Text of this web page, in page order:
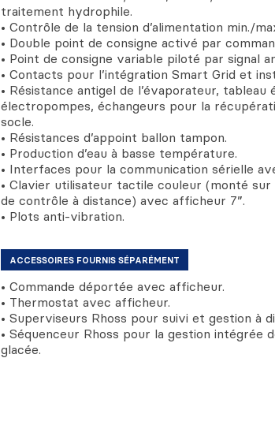
traitement hydrophile.
• Contrôle de la tension d’alimentation min./
• Double point de consigne activé par
• Point de consigne variable piloté par signal
• Contacts pour l’intégration Smart Grid et
• Résistance antigel de l’évaporateur,
électropompes, échangeurs pour la
socle.
• Résistances d’appoint ballon tampon.
• Production d’eau à basse température.
• Interfaces pour la communication sérielle
• Clavier utilisateur tactile couleur (monté sur
de contrôle à distance) avec afficheur 7”.
• Plots anti-vibration.
ACCESSOIRES FOURNIS SÉPARÉMENT
• Commande déportée avec afficheur.
• Thermostat avec afficheur.
• Superviseurs Rhoss pour suivi et gestion à
• Séquenceur Rhoss pour la gestion intégrée
glacée.